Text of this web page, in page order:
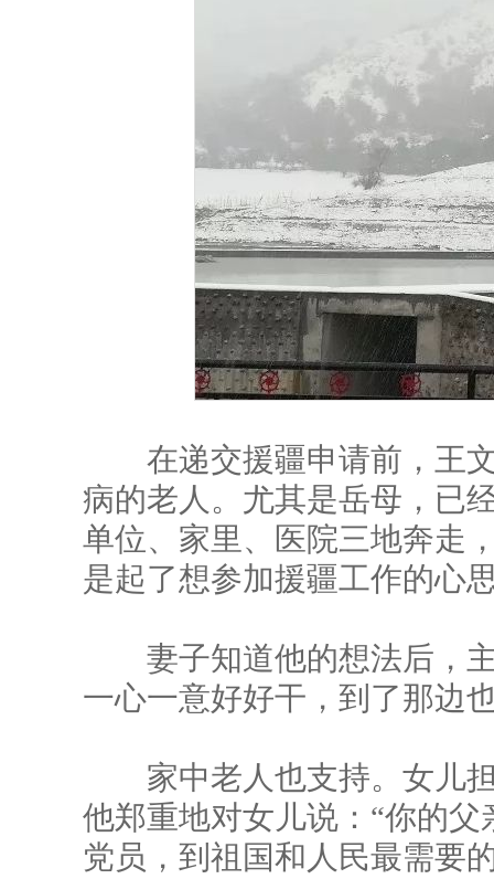
在递交援疆申请前，王文
病的老人。尤其是岳母，已
单位、家里、医院三地奔走
是起了想参加援疆工作的心
妻子知道他的想法后，主
一心一意好好干，到了那边
家中老人也支持。女儿担
他郑重地对女儿说：“你的
党员，到祖国和人民最需要